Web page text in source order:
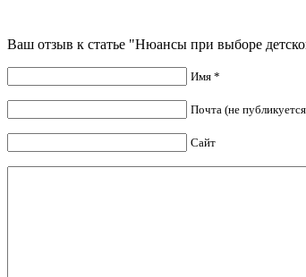
Ваш отзыв к статье "Нюансы при выборе
Имя *
Почта (не
Сайт